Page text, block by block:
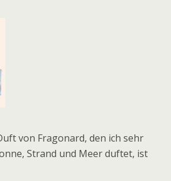
von Fragonard, den ich sehr
Strand und Meer duftet, ist